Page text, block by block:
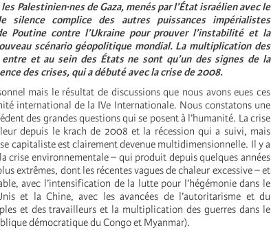
Palestinien·nes de Gaza, menés par l’État israélien avec le
complice des autres puissances impérialistes
Poutine contre l’Ukraine pour prouver l’instabilité et la
scénario géopolitique mondial. La multiplication des
et au sein des États ne sont qu’un des signes de la
des crises, qui a débuté avec la crise de 2008.
mais le résultat de discussions que nous avons eues ces
international de la IVe Internationale. Nous constatons une
des grandes questions qui se posent à l’humanité. La crise
depuis le krach de 2008 et la récession qui a suivi, mais
capitaliste est clairement devenue multidimensionnelle. Il y a
crise environnementale – qui produit depuis quelques années
extrêmes, dont les récentes vagues de chaleur excessive – et
avec l’intensification de la lutte pour l’hégémonie dans le
et la Chine, avec les avancées de l’autoritarisme et du
et des travailleurs et la multiplication des guerres dans le
démocratique du Congo et Myanmar).